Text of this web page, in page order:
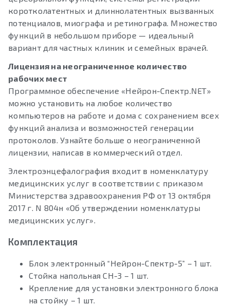
коротколатентных и длиннолатентных вызванных
потенциалов, миографа и ретинографа. Множество
функций в небольшом приборе — идеальный
вариант для частных клиник и семейных врачей.
Лицензия на неограниченное количество
рабочих мест
Программное обеспечение «Нейрон-Спектр.NET»
можно установить на любое количество
компьютеров на работе и дома с сохранением всех
функций анализа и возможностей генерации
протоколов. Узнайте больше о неограниченной
лицензии, написав в коммерческий отдел.
Электроэнцефалография входит в номенклатуру
медицинских услуг в соответствии с приказом
Министерства здравоохранения РФ от 13 октября
2017 г. N 804н «Об утверждении номенклатуры
медицинских услуг».
Комплектация
Блок электронный “Нейрон-Спектр-5” – 1 шт.
Стойка напольная СН-3 – 1 шт.
Крепление для установки электронного блока
на стойку – 1 шт.